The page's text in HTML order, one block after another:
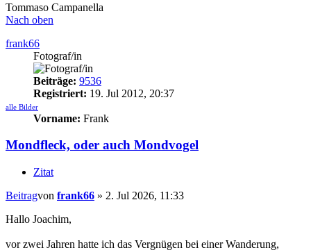
Tommaso Campanella
Nach oben
frank66
Fotograf/in
Beiträge: 9536
Registriert: 19. Jul 2012, 20:37
alle Bilder
Vorname: Frank
Mondfleck, oder auch Mondvogel
Zitat
Beitragvon frank66 » 2. Jul 2026, 11:33
Hallo Joachim,
vor zwei Jahren hatte ich das Vergnügen bei einer Wanderung,